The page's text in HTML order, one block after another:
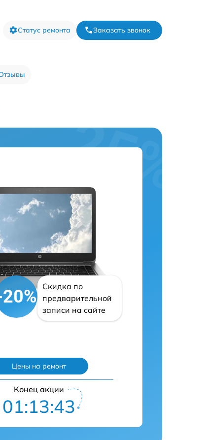
Статус ремонта Заказать звонок
Скидка по
предварительной
записи на сайте
Цены на ремонт
Конец акции
01:13:42